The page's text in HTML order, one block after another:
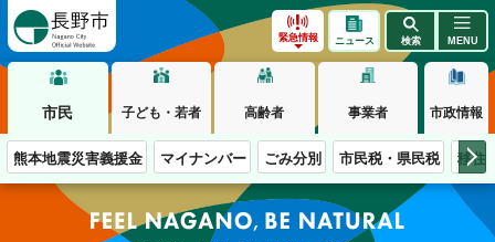
緊急情報 ニュース 検索 MENU
市民 子ども・若者 高齢者 事業者 市政情報
熊本地震災害義援金 マイナンバー ごみ分別 市民税・県民税 移住
この街で、わたしらしく生きる。長野市